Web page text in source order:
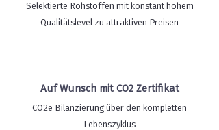
Selektierte Rohstoffen mit konstant hohem
Qualitätslevel zu attraktiven Preisen
Auf Wunsch mit CO2 Zertifikat
CO2e Bilanzierung über den kompletten
Lebenszyklus